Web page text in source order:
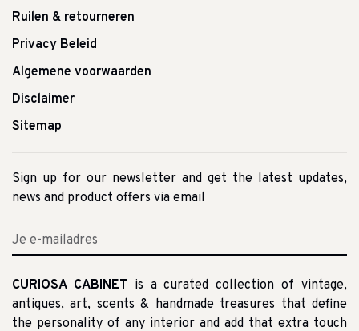
Ruilen & retourneren
Privacy Beleid
Algemene voorwaarden
Disclaimer
Sitemap
Sign up for our newsletter and get the latest updates,
news and product offers via email
CURIOSA CABINET is a curated collection of vintage,
antiques, art, scents & handmade treasures that define
the personality of any interior and add that extra touch